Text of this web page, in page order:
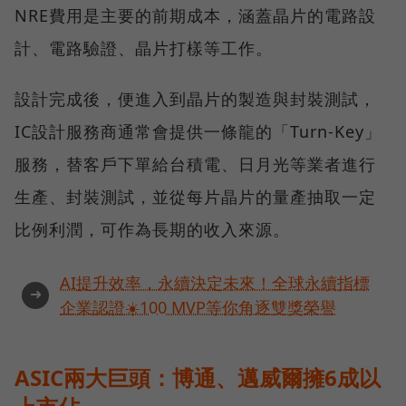
NRE費用是主要的前期成本，涵蓋晶片的電路設
計、電路驗證、晶片打樣等工作。
設計完成後，便進入到晶片的製造與封裝測試，
IC設計服務商通常會提供一條龍的「Turn-Key」
服務，替客戶下單給台積電、日月光等業者進行
生產、封裝測試，並從每片晶片的量產抽取一定
比例利潤，可作為長期的收入來源。
➜
AI提升效率，永續決定未來！全球永續指標
企業認證☀️100 MVP等你角逐雙獎榮譽
ASIC兩大巨頭：博通、邁威爾擁6成以